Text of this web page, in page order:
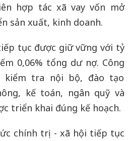
hợp tác xã vay vốn mở
sản xuất, kinh doanh.
tục được giữ vững với tỷ
0,06% tổng dư nợ. Công
tra nội bộ, đào tạo
kế toán, ngân quỹ và
triển khai đúng kế hoạch.
chính trị - xã hội tiếp tục